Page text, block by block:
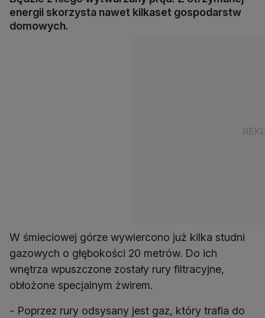
energii skorzysta nawet kilkaset gospodarstw
domowych.
W śmieciowej górze wywiercono już kilka studni
gazowych o głębokości 20 metrów. Do ich
wnętrza wpuszczone zostały rury filtracyjne,
obłożone specjalnym żwirem.
- Poprzez rury odsysany jest gaz, który trafia do